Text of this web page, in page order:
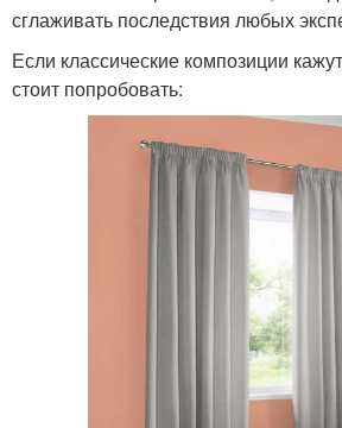
сглаживать последствия любых
Если классические композиции
стоит попробовать: